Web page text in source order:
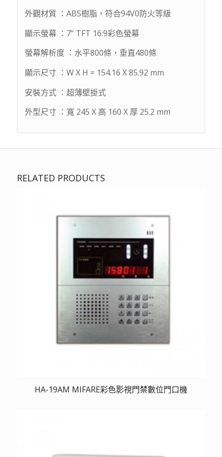
外觀材質 ：ABS樹脂，符合94V0防火等級
顯示螢幕 ：7” TFT 16:9彩色螢幕
螢幕解析度 ：水平800條，垂直480條
顯示尺寸 ：W X H = 154.16 X 85.92 mm
安裝方式 ：超薄壁掛式
外型尺寸 ：寬 245 X 高 160 X 厚 25.2 mm
RELATED PRODUCTS
HA-19AM MIFARE彩色影視門禁數位門口機